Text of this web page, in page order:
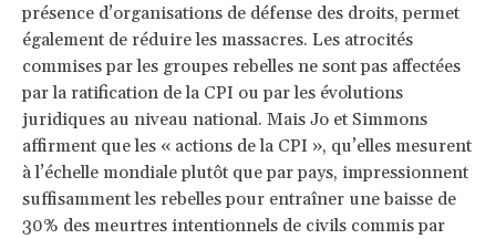
présence d’organisations de défense des droits, permet
également de réduire les massacres. Les atrocités
commises par les groupes rebelles ne sont pas affectées
par la ratification de la CPI ou par les évolutions
juridiques au niveau national. Mais Jo et Simmons
affirment que les « actions de la CPI », qu’elles mesurent
à l’échelle mondiale plutôt que par pays, impressionnent
suffisamment les rebelles pour entraîner une baisse de
30% des meurtres intentionnels de civils commis par